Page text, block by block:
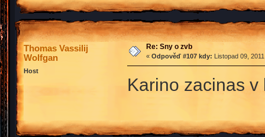
Thomas Vassilij
Wolfgan
Host
Re: Sny o zvb
« Odpověď #107 kdy: Listopad 09,
Karino zacinas